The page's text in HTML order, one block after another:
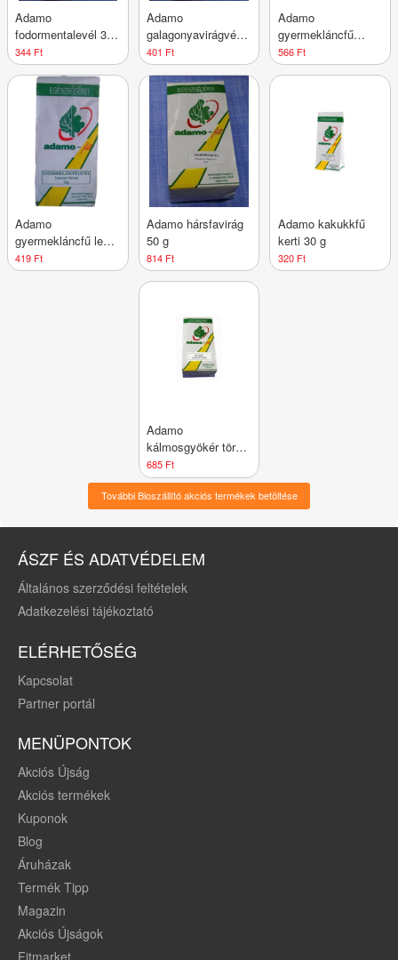
Adamo
fodormentalevél 30
g
344 Ft
Adamo
galagonyavirágvég
50 g
401 Ft
Adamo
gyermekláncfű
gyökér 50 g
566 Ft
Adamo
gyermekláncfű levél
50 g
419 Ft
Adamo hársfavirág
50 g
814 Ft
Adamo kakukkfű
kerti 30 g
320 Ft
Adamo
kálmosgyökér törzs
50 g
685 Ft
További Bioszállító akciós termékek betöltése
ÁSZF ÉS ADATVÉDELEM
Általános szerződési feltételek
Adatkezelési tájékoztató
ELÉRHETŐSÉG
Kapcsolat
Partner portál
MENÜPONTOK
Akciós Újság
Akciós termékek
Kuponok
Blog
Áruházak
Termék Tipp
Magazin
Akciós Újságok